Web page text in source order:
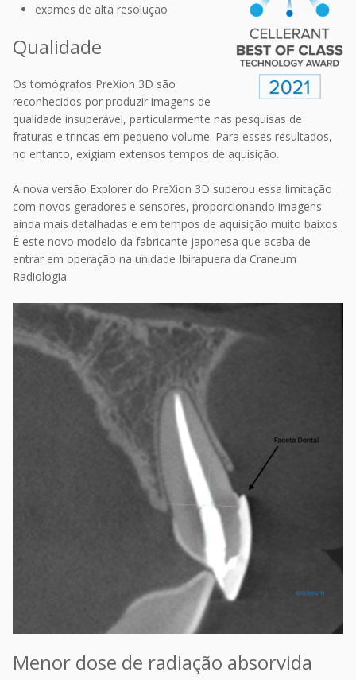
exames de alta resolução
Qualidade
Os tomógrafos PreXion 3D são
reconhecidos por produzir imagens de
qualidade insuperável, particularmente nas pesquisas de
fraturas e trincas em pequeno volume. Para esses resultados,
no entanto, exigiam extensos tempos de aquisição.
A nova versão Explorer do PreXion 3D superou essa limitação
com novos geradores e sensores, proporcionando imagens
ainda mais detalhadas e em tempos de aquisição muito baixos.
É este novo modelo da fabricante japonesa que acaba de
entrar em operação na unidade Ibirapuera da Craneum
Radiologia.
Menor dose de radiação absorvida